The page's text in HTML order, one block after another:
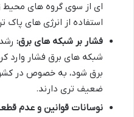
ای از سوی گروه های محیط
استفاده از انرژی های پاک
فشار بر شبکه های برق:
شبکه های برق فشار وارد
برق شود، به خصوص در
ضعیف تری دارند.
نوسانات قوانین و عدم